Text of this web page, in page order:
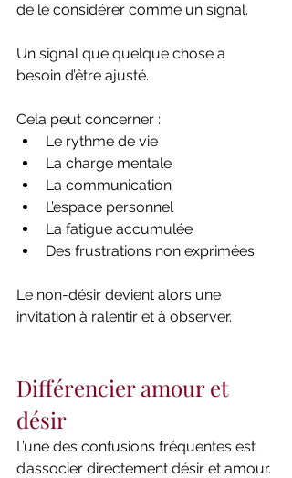
de le considérer comme un signal.
Un signal que quelque chose a
besoin d’être ajusté.
Cela peut concerner :
Le rythme de vie
La charge mentale
La communication
L’espace personnel
La fatigue accumulée
Des frustrations non exprimées
Le non-désir devient alors une
invitation à ralentir et à observer.
Différencier amour et
désir
L’une des confusions fréquentes est
d’associer directement désir et amour.